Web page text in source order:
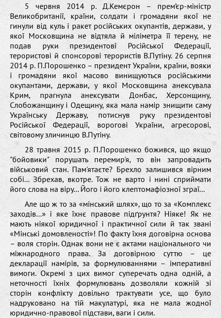
5 червня 2014 р. Д.Кемєрон – прем’єр-міністр
Великобританії, країни, солдати і громадяни якої не
гинули від куль і ракет російських окупантів, держави, у
якої Московщина не відтяла й міліметра її терену, не
подав руки президентові Російської Федерації,
терористові й спонсорові терористів В.Путіну. 26 серпня
2014 р. П.Порошенко – президент України, країни, вояки
і громадяни якої масово винищуються російськими
окупантами, держави, у якої Московщина анексувала
Крим, прагнула анексувати Донбас, Херсонщину,
Слобожанщину і Одещину, яка мала намір знищити саму
Українську Державу, потиснув руку президентові
Російської Федерації, ворогові України, агресорові,
світовому зличинцю В.Путіну.
28 травня 2015 р. П.Порошенко божився, що якщо
"бойовики" порушать перемир'я, то він запровадить
військовий стан. Пам'ятаєте? Брехло залишився вірним
собі... Збрехав, вкотре. Тож не варто і нині сприймати
його слова на віру... Його і його клептомафіозної зграї...
Але що ж то за «мінський шлях», що то за «Комплекс
заходів…» і яке їхнє правове підґрунтя? Ніяке! Як не
мають ніякої юридичної і практичної сили й так звані
«Мінські домовленості»! По факту їхня договірна основа
– воля сторін. Однак вони не є актами національного чи
міжнародного права. За договірною суттю – це
декларації намірів, за формулюваннями – імперативні
вимоги. Окремі з цих вимог суперечать одна одній, а
неточності їхніх формулювань дозволяли кожній зі
сторін конфлікту довільно трактувати усе, що було
надруковано на тій макулатурі, яка не мала жодної
юридично-правової підстави, ваги і сили.